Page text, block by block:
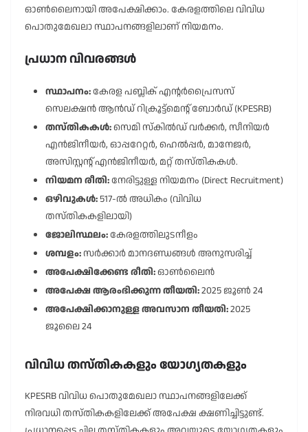
ഓൺലൈനായി അപേക്ഷിക്കാം. കേരളത്തിലെ വിവിധ
പൊതുമേഖലാ സ്ഥാപനങ്ങളിലാണ് നിയമനം.
പ്രധാന വിവരങ്ങൾ
സ്ഥാപനം:കേരള പബ്ലിക് എന്റർപ്രൈസസ്
സെലക്ഷൻ ആൻഡ് റിക്രൂട്ട്മെന്റ് ബോർഡ് (KPESRB)
തസ്തികകൾ:സെമി സ്കിൽഡ് വർക്കർ, സീനിയർ
എൻജിനീയർ, ഓപ്പറേറ്റർ, ഹെൽപ്പർ, മാനേജർ,
അസിസ്റ്റന്റ് എൻജിനീയർ, മറ്റ് തസ്തികകൾ.
നിയമന രീതി:നേരിട്ടുള്ള നിയമനം (Direct Recruitment)
ഒഴിവുകൾ: 517-ൽ അധികം (വിവിധ
തസ്തികകളിലായി)
ജോലിസ്ഥലം:കേരളത്തിലുടനീളം
ശമ്പളം:സർക്കാർ മാനദണ്ഡങ്ങൾ അനുസരിച്ച്
അപേക്ഷിക്കേണ്ട രീതി:ഓൺലൈൻ
അപേക്ഷ ആരംഭിക്കുന്ന തീയതി:2025 ജൂൺ 24
അപേക്ഷിക്കാനുള്ള അവസാന തീയതി:2025
ജൂലൈ 24
വിവിധ തസ്തികകളും യോഗ്യതകളും
KPESRB വിവിധ പൊതുമേഖലാ സ്ഥാപനങ്ങളിലേക്ക്
നിരവധി തസ്തികകളിലേക്ക് അപേക്ഷ ക്ഷണിച്ചിട്ടുണ്ട്.